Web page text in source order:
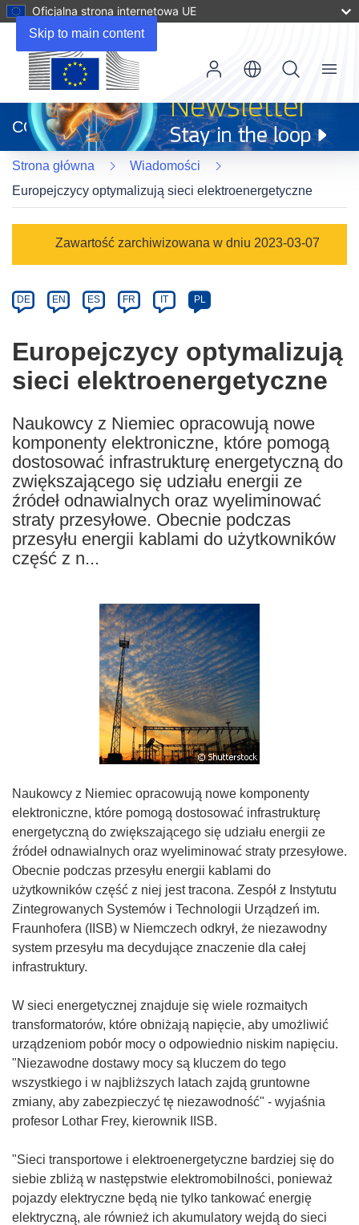
Skip to main content
Oficjalna strona internetowa UE
otworzy
się
w
nowym
oknie)
CORDIS
Menu
Strona główna
Wiadomości
Europejczycy optymalizują sieci elektroenergetyczne
Category
Zawartość zarchiwizowana w dniu 2023-03-07
Article
available
the
following
languages:
DE EN ES FR IT PL
Europejczycy optymalizują
sieci elektroenergetyczne
Naukowcy z Niemiec opracowują nowe
komponenty elektroniczne, które pomogą
dostosować infrastrukturę energetyczną do
zwiększającego się udziału energii ze
źródeł odnawialnych oraz wyeliminować
straty przesyłowe. Obecnie podczas
przesyłu energii kablami do użytkowników
część z n...
Naukowcy z Niemiec opracowują nowe komponenty
elektroniczne, które pomogą dostosować infrastrukturę
energetyczną do zwiększającego się udziału energii ze
źródeł odnawialnych oraz wyeliminować straty przesyłowe.
Obecnie podczas przesyłu energii kablami do
użytkowników część z niej jest tracona. Zespół z Instytutu
Zintegrowanych Systemów i Technologii Urządzeń im.
Fraunhofera (IISB) w Niemczech odkrył, że niezawodny
system przesyłu ma decydujące znaczenie dla całej
infrastruktury.
W sieci energetycznej znajduje się wiele rozmaitych
transformatorów, które obniżają napięcie, aby umożliwić
urządzeniom pobór mocy o odpowiednio niskim napięciu.
"Niezawodne dostawy mocy są kluczem do tego
wszystkiego i w najbliższych latach zajdą gruntowne
zmiany, aby zabezpieczyć tę niezawodność" - wyjaśnia
profesor Lothar Frey, kierownik IISB.
"Sieci transportowe i elektroenergetyczne bardziej się do
siebie zbliżą w następstwie elektromobilności, ponieważ
pojazdy elektryczne będą nie tylko tankować energię
elektryczną, ale również ich akumulatory wejdą do sieci